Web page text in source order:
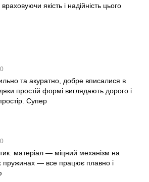
якість і надійність цього
та акуратно, добре вписалися в
простій формі виглядають дорого і
Супер
матеріал — міцний механізм на
пружинах — все працює плавно і